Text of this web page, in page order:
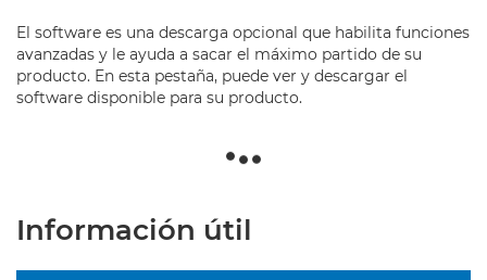
El software es una descarga opcional que habilita funciones
avanzadas y le ayuda a sacar el máximo partido de su
producto. En esta pestaña, puede ver y descargar el
software disponible para su producto.
Información útil